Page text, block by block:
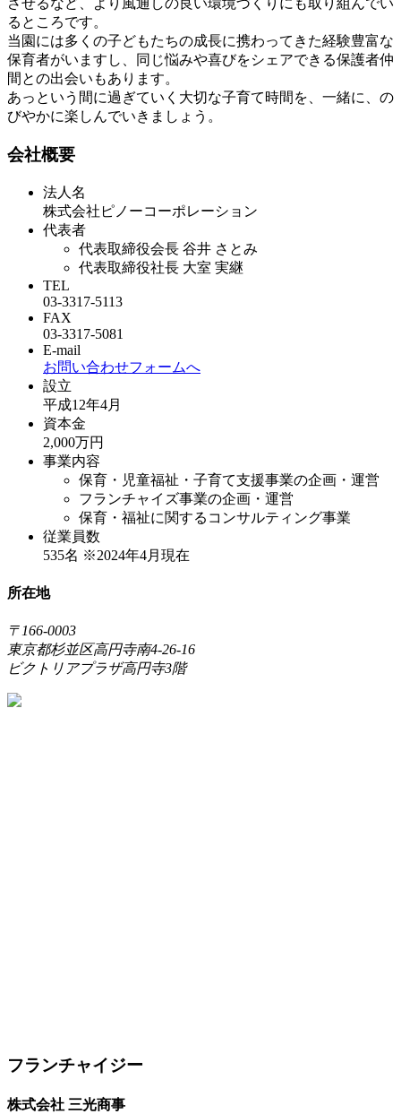
させるなど、より風通しの良い環境づくりにも取り組んでい
るところです。
当園には多くの子どもたちの成長に携わってきた経験豊富な
保育者がいますし、同じ悩みや喜びをシェアできる保護者仲
間との出会いもあります。
あっという間に過ぎていく大切な子育て時間を、一緒に、の
びやかに楽しんでいきましょう。
会社概要
法人名
株式会社ピノーコーポレーション
代表者
代表取締役会長 谷井 さとみ
代表取締役社長 大室 実継
TEL
03-3317-5113
FAX
03-3317-5081
E-mail
お問い合わせフォームへ
設立
平成12年4月
資本金
2,000万円
事業内容
保育・児童福祉・子育て支援事業の企画・運営
フランチャイズ事業の企画・運営
保育・福祉に関するコンサルティング事業
従業員数
535名 ※2024年4月現在
所在地
〒166-0003
東京都杉並区高円寺南4-26-16
ビクトリアプラザ高円寺3階
フランチャイジー
株式会社 三光商事